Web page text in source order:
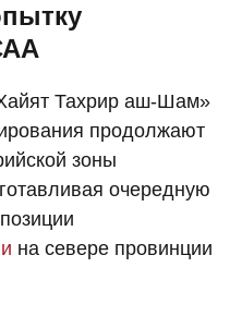
Тахрир аш-Шам»
продолжают
зоны
очередную
на севере провинции